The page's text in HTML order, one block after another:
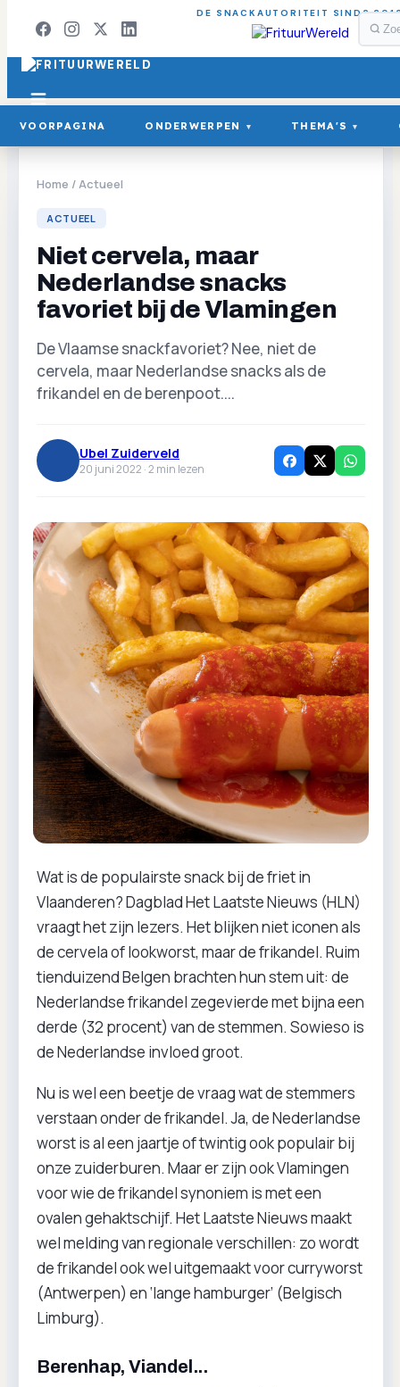
DE SNACKAUTORITEIT SINDS
VOORPAGINA ONDERWERPEN ▾ THEMA'S ▾
Home /Actueel
ACTUEEL
Niet cervela, maar
Nederlandse snacks
favoriet bij de Vlamingen
De Vlaamse snackfavoriet? Nee, niet de
cervela, maar Nederlandse snacks als de
frikandel en de berenpoot....
Ubel Zuiderveld
20 juni 2022 ·2 min lezen
Wat is de populairste snack bij de friet in
Vlaanderen? Dagblad Het Laatste Nieuws (HLN)
vraagt het zijn lezers. Het blijken niet iconen als
de cervela of lookworst, maar de frikandel. Ruim
tienduizend Belgen brachten hun stem uit: de
Nederlandse frikandel zegevierde met bijna een
derde (32 procent) van de stemmen. Sowieso is
de Nederlandse invloed groot.
Nu is wel een beetje de vraag wat de stemmers
verstaan onder de frikandel. Ja, de Nederlandse
worst is al een jaartje of twintig ook populair bij
onze zuiderburen. Maar er zijn ook Vlamingen
voor wie de frikandel synoniem is met een
ovalen gehaktschijf. Het Laatste Nieuws maakt
wel melding van regionale verschillen: zo wordt
de frikandel ook wel uitgemaakt voor curryworst
(Antwerpen) en ‘lange hamburger’ (Belgisch
Limburg).
Berenhap, Viandel...